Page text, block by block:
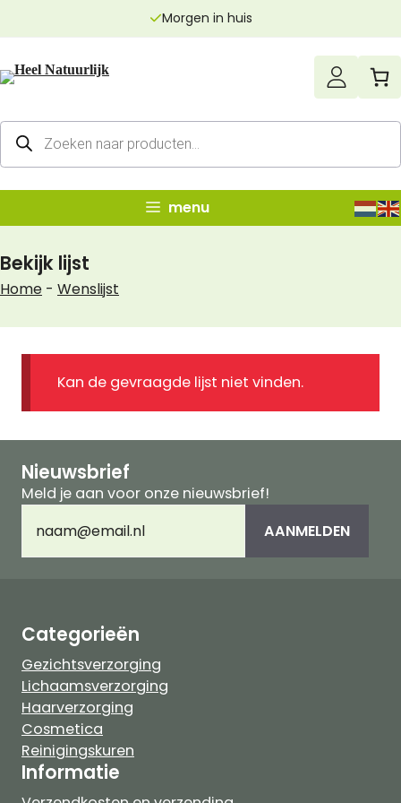
inhoud
Morgen in huis
Producten
zoeken
menu
Bekijk lijst
Home - Wenslijst
Kan de gevraagde lijst niet vinden.
Nieuwsbrief
Meld je aan voor onze nieuwsbrief!
mailadres(Vereist) AANMELDEN
Categorieën
Gezichtsverzorging
Lichaamsverzorging
Haarverzorging
Cosmetica
Reinigingskuren
Informatie